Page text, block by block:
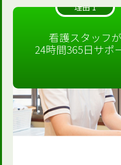
理由 1
看護スタッフが
24時間365日サポ